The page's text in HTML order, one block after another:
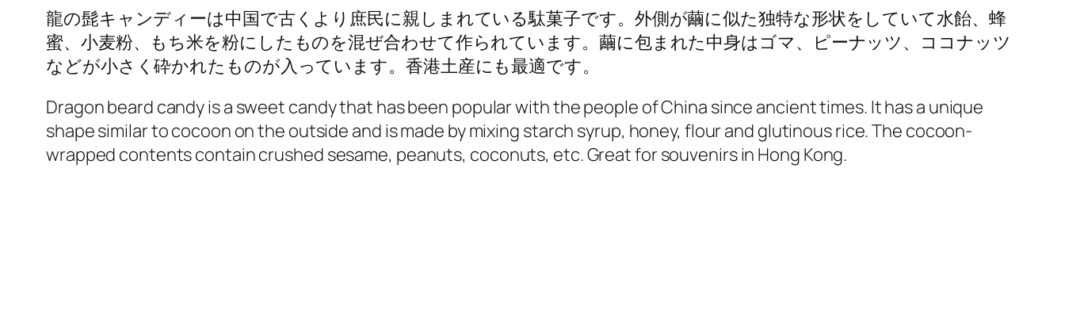
龍の髭キャンディーは中国で古くより庶民に親しまれている駄菓子です。外側が繭に似た独特な形状をしていて水飴、蜂
蜜、小麦粉、もち米を粉にしたものを混ぜ合わせて作られています。繭に包まれた中身はゴマ、ピーナッツ、ココナッツ
などが小さく砕かれたものが入っています。香港土産にも最適です。
Dragon beard candy is a sweet candy that has been popular with the people of China since ancient times. It has a unique
shape similar to cocoon on the outside and is made by mixing starch syrup, honey, flour and glutinous rice. The cocoon-
wrapped contents contain crushed sesame, peanuts, coconuts, etc. Great for souvenirs in Hong Kong.